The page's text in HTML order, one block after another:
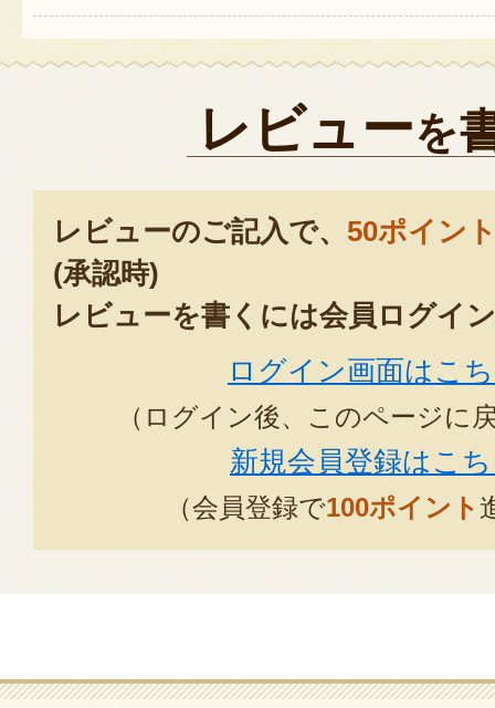
レビューを
レビューのご記入で、 50ポイン
(承認時)
レビューを書くには会員ログイ
ログイン画面はこ
（ログイン後、このページに
新規会員登録はこ
（会員登録で100ポイント